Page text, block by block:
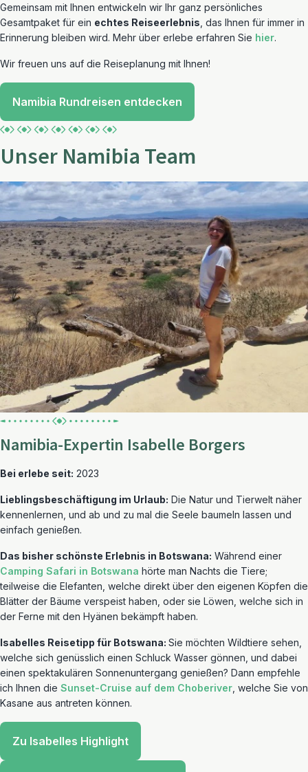
Gemeinsam mit Ihnen entwickeln wir Ihr ganz persönliches
Gesamtpaket für ein echtes Reiseerlebnis , das Ihnen für immer in
Erinnerung bleiben wird. Mehr über erlebe erfahren Sie hier.
Wir freuen uns auf die Reiseplanung mit Ihnen!
Namibia Rundreisen entdecken
Unser Namibia Team
Namibia-Expertin Isabelle Borgers
Bei erlebe seit: 2023
Lieblingsbeschäftigung im Urlaub: Die Natur und Tierwelt näher
kennenlernen, und ab und zu mal die Seele baumeln lassen und
einfach genießen.
Das bisher schönste Erlebnis in Botswana: Während einer
Camping Safari in Botswana hörte man Nachts die Tiere;
teilweise die Elefanten, welche direkt über den eigenen Köpfen die
Blätter der Bäume verspeist haben, oder sie Löwen, welche sich in
der Ferne mit den Hyänen bekämpft haben.
Isabelles Reisetipp für Botswana: Sie möchten Wildtiere sehen,
welche sich genüsslich einen Schluck Wasser gönnen, und dabei
einen spektakulären Sonnenuntergang genießen? Dann empfehle
ich Ihnen die Sunset-Cruise auf dem Choberiver , welche Sie von
Kasane aus antreten können.
Zu Isabelles Highlight